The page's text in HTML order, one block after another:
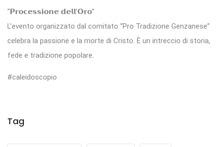
“𝗣𝗿𝗼𝗰𝗲𝘀𝘀𝗶𝗼𝗻𝗲 𝗱𝗲𝗹𝗹’𝗢𝗿𝗼”
L’evento organizzato dal comitato “Pro Tradizione Genzanese”
celebra la passione e la morte di Cristo. È un intreccio di storia,
fede e tradizione popolare.
#caleidoscopio
Tag